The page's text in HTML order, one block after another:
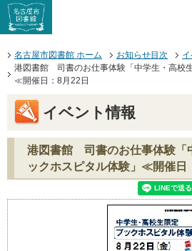
ページの先頭です。
本文へジャンプする。
ここからサイト内共通メニューです。
サイト内共通メニューをスキップする
サイト内共通メニューここまで。
名古屋市図書館 ホーム
お知らせ目次
港図書館 司書のお仕事体験「中学生・高校
≪開催日：8月22日
イベント情報
港図書館 司書のお仕事体験「
ックホスピタル体験」≪開催日